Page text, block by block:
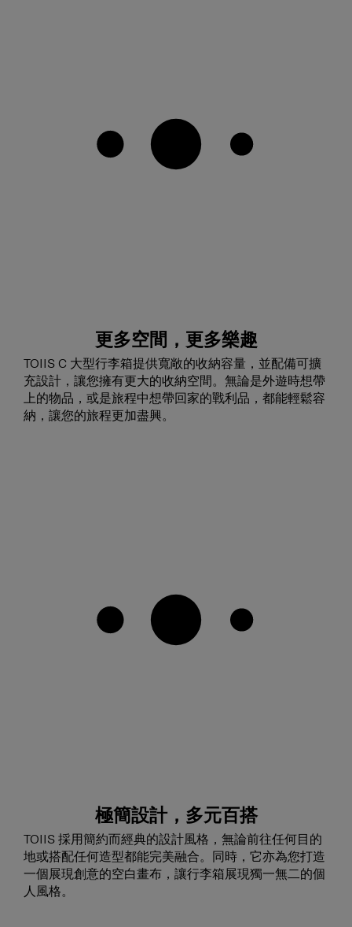
更多空間，更多樂趣
TOIIS C 大型行李箱提供寬敞的收納容量，並配備可擴
充設計，讓您擁有更大的收納空間。無論是外遊時想帶
上的物品，或是旅程中想帶回家的戰利品，都能輕鬆容
納，讓您的旅程更加盡興。
極簡設計，多元百搭
TOIIS 採用簡約而經典的設計風格，無論前往任何目的
地或搭配任何造型都能完美融合。同時，它亦為您打造
一個展現創意的空白畫布，讓行李箱展現獨一無二的個
人風格。